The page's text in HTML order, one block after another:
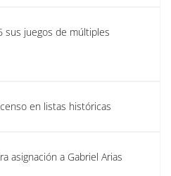
sus juegos de múltiples
en listas históricas
asignación a Gabriel Arias